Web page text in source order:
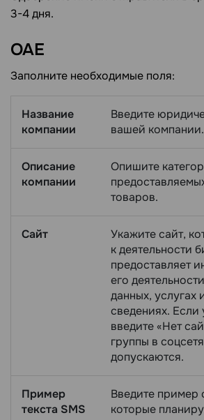
3-4 дня.
ОАЕ
Заполните необходимые поля:
Название
компании
Введите
вашей компании.
Описание
компании
Опишите
товаров.
Сайт
Укажите сайт,
к деятельности
предоставляет
его
данных, услугах
сведениях. Если
введите «Нет
группы в
допускаются.
Пример
текста SMS
Введите пример
которые